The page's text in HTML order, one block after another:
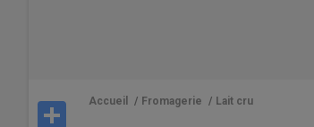
Accueil / Fromagerie / Lait cru